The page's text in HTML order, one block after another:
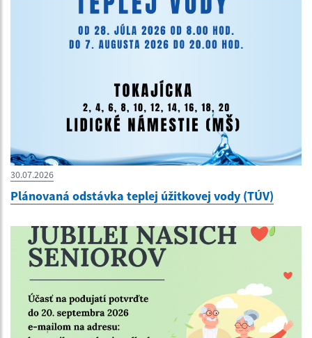
30.07.2026
Plánovaná odstávka teplej úžitkovej vody (TÚV)